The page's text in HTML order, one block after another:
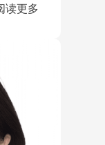
职业生
了丰
深刻
面临
掘学
性特
。
其擅
能力
经验
生在
读更多